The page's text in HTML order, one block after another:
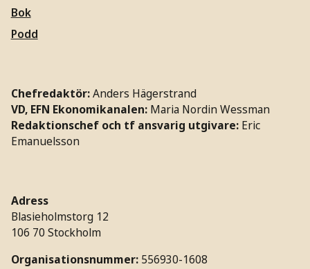
Bok
Podd
Chefredaktör:Anders Hägerstrand
VD, EFN Ekonomikanalen: Maria Nordin Wessman
Redaktionschef och tf ansvarig utgivare: Eric
Emanuelsson
Adress
Blasieholmstorg 12
106 70 Stockholm
Organisationsnummer: 556930-1608